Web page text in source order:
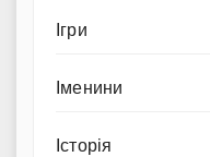
Ігри
Іменини
Історія